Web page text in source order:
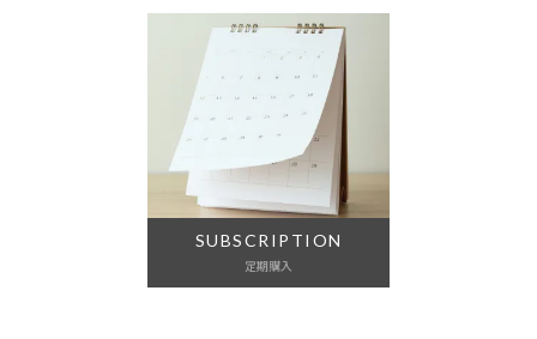
SUBSCRIPTION
定期購入